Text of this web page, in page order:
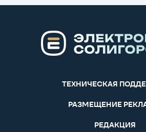
ТЕХНИЧЕСКАЯ
РАЗМЕЩЕНИЕ
РЕДАКЦИЯ